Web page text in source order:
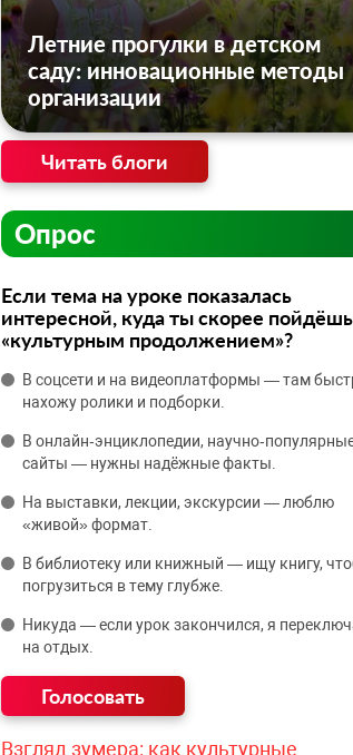
Летние прогулки в детском
саду: инновационные методы
организации
Читать блоги
Опрос
Если тема на уроке показалась
интересной, куда ты скорее
«культурным продолжением»?
В соцсети и на видеоплатформы — там
нахожу ролики и подборки.
В онлайн‑энциклопедии,
сайты — нужны надёжные факты.
На выставки, лекции, экскурсии — люблю
«живой» формат.
В библиотеку или книжный — ищу книгу,
погрузиться в тему глубже.
Никуда — если урок закончился, я
на отдых.
Взгляд зумера: как культурные